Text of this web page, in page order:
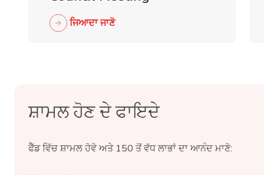
ਜਿਆਦਾ ਜਾਣੋ
ਸ਼ਾਮਲ ਹੋਣ ਦੇ ਫਾਇਦੇ
ਫੈੱਡ ਵਿੱਚ ਸ਼ਾਮਲ ਹੋਵੋ ਅਤੇ 150 ਤੋਂ ਵੱਧ ਲਾਭਾਂ ਦਾ ਆਨੰਦ ਮਾਣੋ: